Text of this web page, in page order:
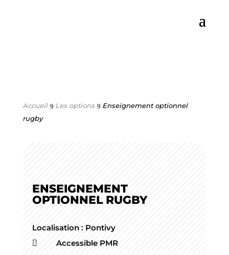
Accueil 9 Les options 9 Enseignement optionnel
rugby
ENSEIGNEMENT
OPTIONNEL RUGBY
Localisation : Pontivy
 Accessible PMR